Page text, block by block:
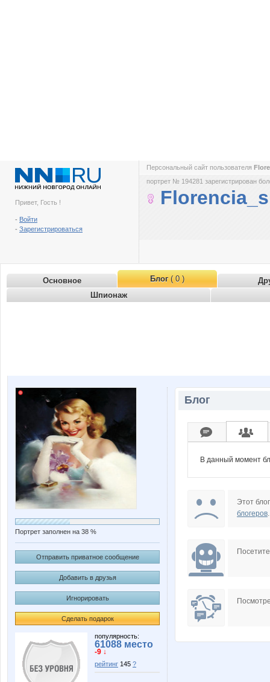
Привет, Гость !
- Войти
- Зарегистрироваться
Персональный сайт пользователя
портрет № 194281 зарегистрирован
Основное Блог( 0 )
Шпионаж
Портрет заполнен на 38 %
Отправить приватное сообщение
Добавить в друзья
Игнорировать
Сделать подарок
популярность:
61088 место
-9 ↓
рейтинг 145 ?
Блог
В данный момент
Этот
блогеров.